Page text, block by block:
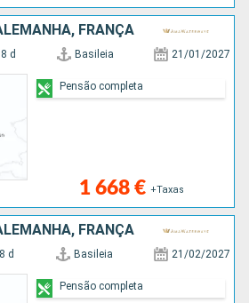
FRANÇA
8 d Basileia 21/01/2027
1 668 € +Taxas
Pensão completa
FRANÇA
8 d Basileia 21/02/2027
Pensão completa